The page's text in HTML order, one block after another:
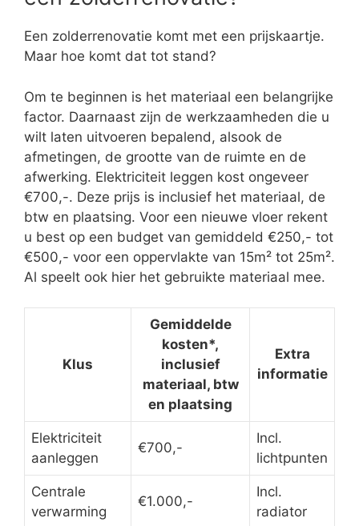
Een zolderrenovatie komt met een prijskaartje.
Maar hoe komt dat tot stand?
Om te beginnen is het materiaal een belangrijke
factor. Daarnaast zijn de werkzaamheden die u
wilt laten uitvoeren bepalend, alsook de
afmetingen, de grootte van de ruimte en de
afwerking. Elektriciteit leggen kost ongeveer
€700,-. Deze prijs is inclusief het materiaal, de
btw en plaatsing. Voor een nieuwe vloer rekent
u best op een budget van gemiddeld €250,- tot
€500,- voor een oppervlakte van 15m² tot 25m².
Al speelt ook hier het gebruikte materiaal mee.
Klus
Gemiddelde
kosten*,
inclusief
materiaal, btw
en plaatsing
Extra
informatie
Elektriciteit
aanleggen
€700,-
Incl.
lichtpunten
Centrale
verwarming
€1.000,-
Incl.
radiator